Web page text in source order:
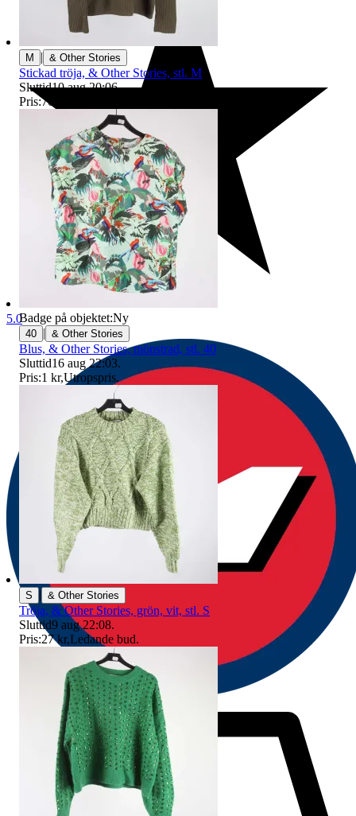
5.0
M | & Other Stories
Stickad tröja, & Other Stories, stl. M
Sluttid10 aug 20:06.
Pris:70 kr
Badge på objektet:Ny
40 | & Other Stories
Blus, & Other Stories, mönstrad, stl. 40
Sluttid16 aug 22:03.
Pris:1 kr,Utropspris.
S | & Other Stories
Tröja, & Other Stories, grön, vit, stl. S
Sluttid9 aug 22:08.
Pris:27 kr,Ledande bud.